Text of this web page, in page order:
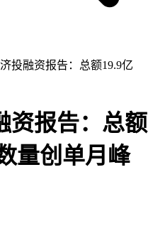
投融资报告：总额19.9亿
资报告：总额
量创单月峰